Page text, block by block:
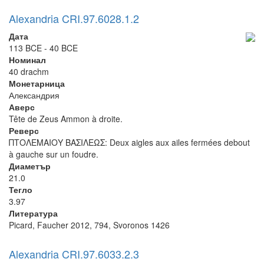
Alexandria CRI.97.6028.1.2
Дата
113 BCE - 40 BCE
Номинал
40 drachm
Монетарница
Александрия
Аверс
Tête de Zeus Ammon à droite.
Реверс
ΠΤΟΛΕΜΑΙΟΥ ΒΑΣΙΛΕΩΣ: Deux aigles aux ailes fermées debout
à gauche sur un foudre.
Диаметър
21.0
Тегло
3.97
Литература
Picard, Faucher 2012, 794, Svoronos 1426
Alexandria CRI.97.6033.2.3